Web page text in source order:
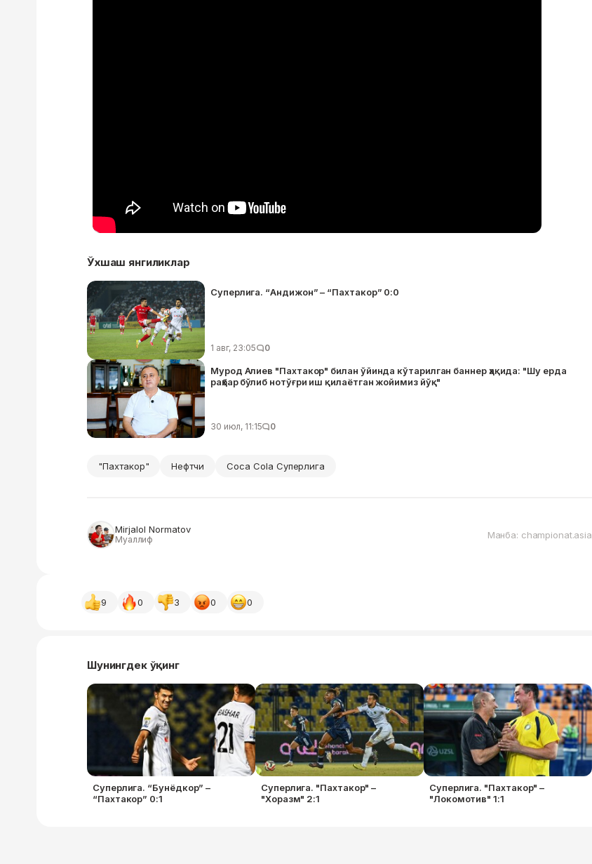
Ўхшаш янгиликлар
Суперлига. “Андижон” – “Пахтакор” 0:0
1 авг, 23:05 0
Мурод Алиев "Пахтакор" билан ўйинда кўтарилган баннер ҳақида: "Шу ерда
раҳбар бўлиб нотўғри иш қилаётган жойимиз йўқ"
30 июл, 11:15 0
"Пахтакор" Нефтчи Coca Cola Суперлига
Mirjalol Normatov
Муаллиф Манба: championat.asia
9 0 3 0 0
Шунингдек ўқинг
Суперлига. “Бунёдкор” –
“Пахтакор” 0:1
Суперлига. "Пахтакор" –
"Хоразм" 2:1
Суперлига. "Пахтакор" –
"Локомотив" 1:1